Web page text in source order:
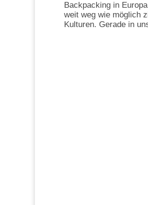
Backpacking in
weit weg wie möglich
Kulturen. Gerade in